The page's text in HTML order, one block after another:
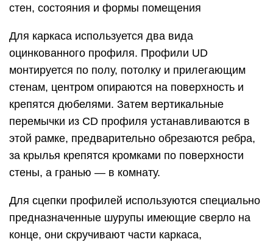
стен, состояния и формы помещения
Для каркаса используется два вида
оцинкованного профиля. Профили UD
монтируется по полу, потолку и прилегающим
стенам, центром опираются на поверхность и
крепятся дюбелями. Затем вертикальные
перемычки из CD профиля устанавливаются в
этой рамке, предварительно обрезаются ребра,
за крылья крепятся кромками по поверхности
стены, а гранью — в комнату.
Для сцепки профилей используются специально
предназначенные шурупы имеющие сверло на
конце, они скручивают части каркаса,